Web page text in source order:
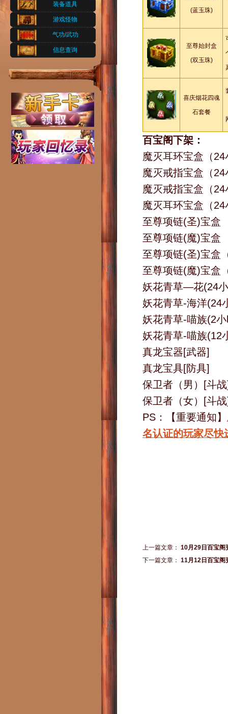
装备道具
游戏怪物
气功/武功
信息查询
(蓝玉珠)
至尊始封盒
(双玉珠)
喜庆烟花四魂
石套餐
百宝阁下架：
魔灭耳环宝盒（
魔灭戒指宝盒（
魔灭戒指宝盒（24
魔灭耳环宝盒（24
至尊项链(圣)宝盒
至尊项链(魔)宝盒
至尊项链(圣)宝盒
至尊项链(魔)宝盒
妖花青草—花(24
妖花青草-海洋(24
妖花青草-喵族(2
妖花青草-喵族(12
真龙宝器[武器]
真龙宝具[防具]
保卫者（男）[斗
保卫者（女）[斗
PS：【重要通知】
名认证的玩家尽快
上一篇文章： 10月29日百宝阁
下一篇文章： 11月12日百宝阁